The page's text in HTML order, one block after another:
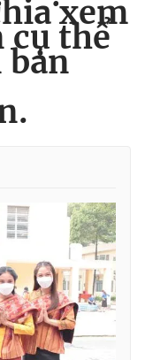
xem
thể
bản